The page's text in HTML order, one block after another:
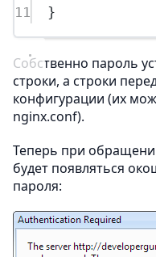
11
}
Собственно пароль
строки, а строки
конфигурации (их
nginx.conf).
Теперь при
будет появляться
пароля: